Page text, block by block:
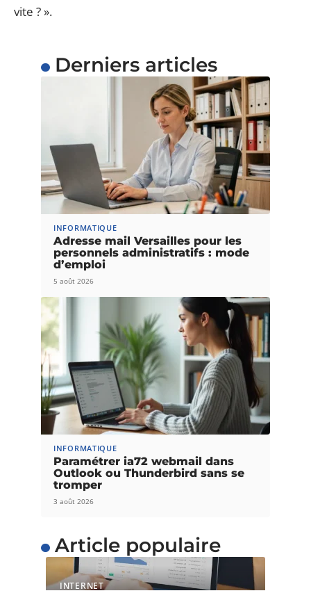
vite ? ».
Derniers articles
INFORMATIQUE
Adresse mail Versailles pour les
personnels administratifs : mode
d’emploi
5 août 2026
INFORMATIQUE
Paramétrer ia72 webmail dans
Outlook ou Thunderbird sans se
tromper
3 août 2026
Article populaire
INTERNET